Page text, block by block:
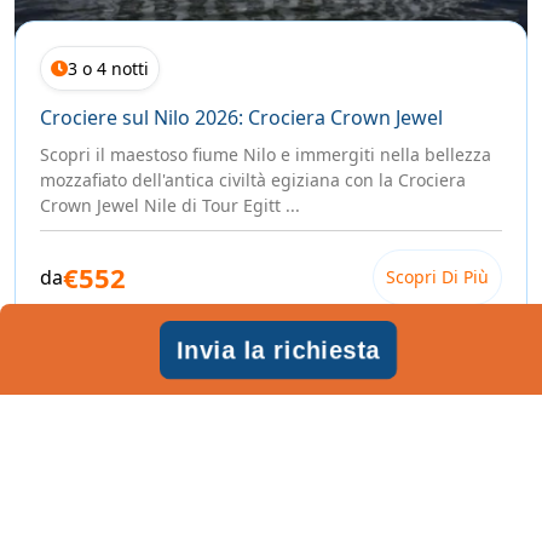
Invia la richiesta
3 o 4 notti
Crociere sul Nilo 2026: Crociera Crown Jewel
Scopri il maestoso fiume Nilo e immergiti nella bellezza
mozzafiato dell'antica civiltà egiziana con la Crociera
Crown Jewel Nile di Tour Egitt ...
da€552 Scopri Di Più